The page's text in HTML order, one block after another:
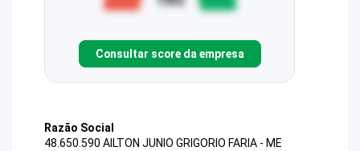
Consultar score da empresa
Razão Social
48.650.590 AILTON JUNIO GRIGORIO FARIA - ME